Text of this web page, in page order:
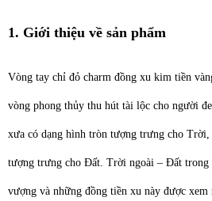
1. Giới thiệu về sản phẩm
Vòng tay chỉ đỏ charm đồng xu kim tiền
vòng phong thủy thu hút tài lộc cho người
xưa có dạng hình tròn tượng trưng cho
tượng trưng cho Đất. Trời ngoài – Đất trong
vượng và những đồng tiền xu này được xem